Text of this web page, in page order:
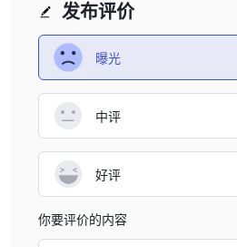
发布评价
曝光
中评
好评
你要评价的内容